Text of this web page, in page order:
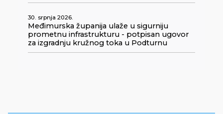
30. srpnja 2026.
Međimurska županija ulaže u sigurniju
prometnu infrastrukturu - potpisan ugovor
za izgradnju kružnog toka u Podturnu